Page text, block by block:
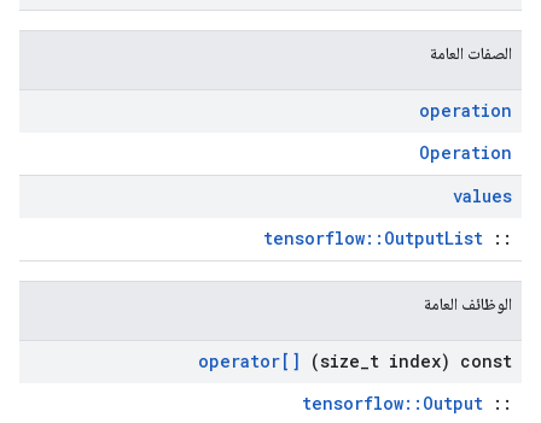
الصفات العامة
operation
Operation
values
::
tensorflow::OutputList
الوظائف العامة
operator[] (size t index) const
::
tensorflow::Output